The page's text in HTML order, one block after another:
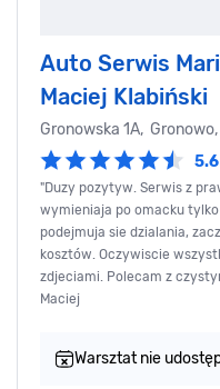
Auto Serwis
Maciej Klabiński
Gronowska 1A, Gronowo,
5.6
"Duzy pozytyw. Serwis z
wymieniaja po omacku
podejmuja sie dzialania,
kosztów. Oczywiscie
zdjeciami. Polecam z
Maciej
Warsztat nie